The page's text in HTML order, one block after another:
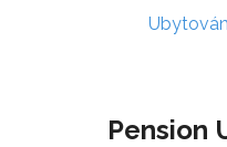
Pension